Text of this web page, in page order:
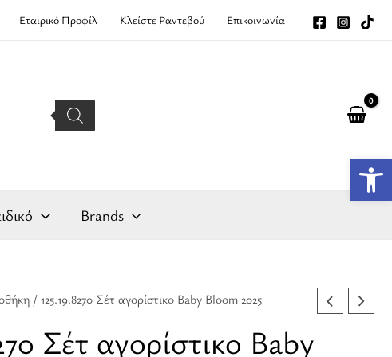
Εταιρικό Προφίλ Κλείστε Ραντεβού Επικοινωνία
Brands
/ 125.19.8270 Σέτ αγορίστικο Baby Bloom 2025
Σέτ αγορίστικο Baby